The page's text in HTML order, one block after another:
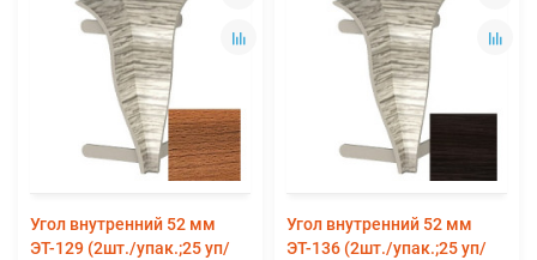
Угол внутренний 52 мм
ЭТ-129 (2шт./упак.;25 уп/
Угол внутренний 52 мм
ЭТ-136 (2шт./упак.;25 уп/